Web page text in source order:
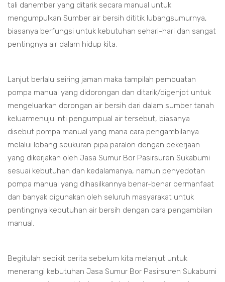
tali danember yang ditarik secara manual untuk
mengumpulkan Sumber air bersih dititik lubangsumurnya,
biasanya berfungsi untuk kebutuhan sehari-hari dan sangat
pentingnya air dalam hidup kita.
Lanjut berlalu seiring jaman maka tampilah pembuatan
pompa manual yang didorongan dan ditarik/digenjot untuk
mengeluarkan dorongan air bersih dari dalam sumber tanah
keluarmenuju inti pengumpual air tersebut, biasanya
disebut pompa manual yang mana cara pengambilanya
melalui lobang seukuran pipa paralon dengan pekerjaan
yang dikerjakan oleh Jasa Sumur Bor Pasirsuren Sukabumi
sesuai kebutuhan dan kedalamanya, namun penyedotan
pompa manual yang dihasilkannya benar-benar bermanfaat
dan banyak digunakan oleh seluruh masyarakat untuk
pentingnya kebutuhan air bersih dengan cara pengambilan
manual.
Begitulah sedikit cerita sebelum kita melanjut untuk
menerangi kebutuhan Jasa Sumur Bor Pasirsuren Sukabumi